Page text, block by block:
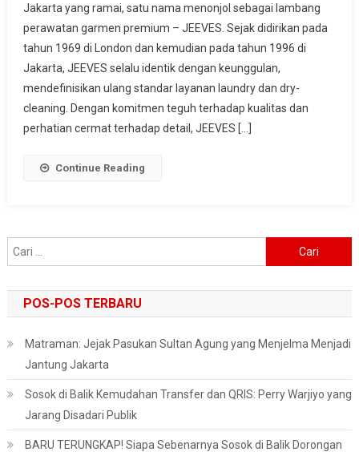
Perawatan
Garmen:
JEEVES
Menetapkan
Tolok
Ukur
Dalam
Jakarta yang ramai, satu nama menonjol sebagai lambang
perawatan garmen premium – JEEVES. Sejak didirikan pada
tahun 1969 di London dan kemudian pada tahun 1996 di
Jakarta, JEEVES selalu identik dengan keunggulan,
mendefinisikan ulang standar layanan laundry dan dry-
cleaning. Dengan komitmen teguh terhadap kualitas dan
perhatian cermat terhadap detail, JEEVES […]
Continue Reading
untuk:
POS-POS TERBARU
Matraman: Jejak Pasukan Sultan Agung yang Menjelma Menjadi
Jantung Jakarta
Sosok di Balik Kemudahan Transfer dan QRIS: Perry Warjiyo yang
Jarang Disadari Publik
BARU TERUNGKAP! Siapa Sebenarnya Sosok di Balik Dorongan